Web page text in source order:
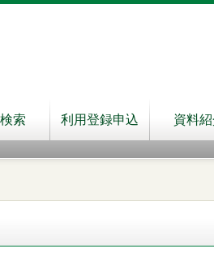
索 利用登録申込 資料